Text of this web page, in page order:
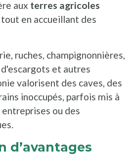
aux terres agricoles
en accueillant des
ruches, champignonnières,
et autres
valorisent des caves, des
inoccupés, parfois mis à
ou des
d’avantages